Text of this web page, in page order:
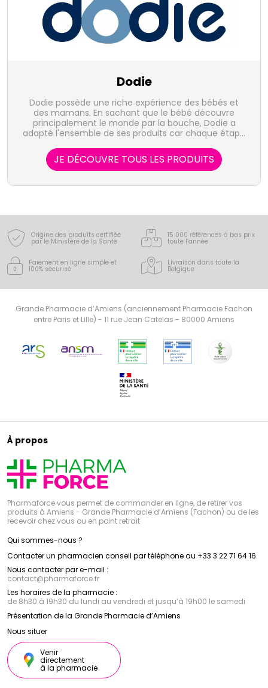
Dodie
Dodie possède une riche expérience des bébés et
des mamans. En sachant que le bébé découvre
principalement le monde par la bouche, Dodie a
adapté l'ensemble de ses produits car chaque étape
JE DÉCOUVRE TOUS LES PRODUITS
Origine des produits certifiée
par le Ministère de la Santé
15 000 références à bas prix
toute l’année
Paiement en ligne simple et
100% sécurisé
Livraison dans toute la
Belgique
Grande Pharmacie d’Amiens (anciennement Pharmacie Fachon
entre Paris et Lille) - 11 rue Jean Catelas - 80000 Amiens
À propos
Pharmaforce vous permet de commander en ligne, de retirer vos
produits à Amiens - Grande Pharmacie d’Amiens (Fachon) ou de les
recevoir chez vous ou en point retrait
Qui sommes-nous ?
Contacter un pharmacien conseil par téléphone au +33 3 22 71 64 16
Nous contacter par e-mail :
contact@pharmaforce.fr
Les horaires de la pharmacie :
de 8h30 à 19h30 du lundi au vendredi et jusqu’à 19h00 le samedi
Présentation de la Grande Pharmacie d’Amiens
Nous situer
Venir
directement
à la pharmacie